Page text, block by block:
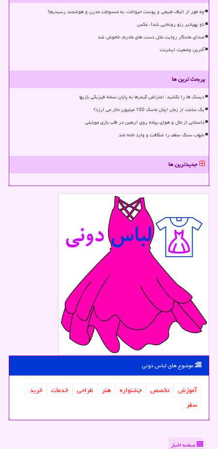
چه طور از الیاف طبیعی و پوست حیوانات، به منسوجات مدرن و هوشمند رسیدیم؟
ناو پهپادبر رنو رونمایی شد!، عکس
صدای ماندگار روایت مثل دست های مادرم، خاموش شد
آخرین وضعیت اینترنت
پربحث ترین ها
دیسک ها را نکشید، اعتراض گیمرها به پایان نسخه فیزیکی بازیها
یک ساعت از زمان ایلان ماسک 100 میلیون دلار می ارزد؟
داستانی از حال و هوای پیاده روی اربعین در قاب بازی موبایلی
شهاب سنگ سقف را شکافت و وارد خانه شد
جدیدترین ها
موضوع های لباس دونی
آموزش تخصص جشنواره هنر طراحی خدمات
خرید
سفر
صفحه اخبار